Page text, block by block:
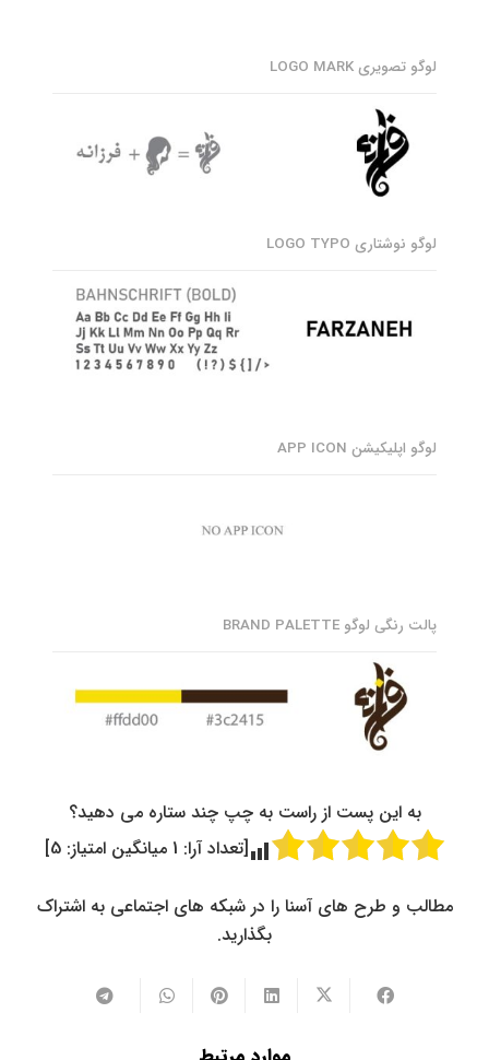
لوگو تصویری LOGO MARK
لوگو نوشتاری LOGO TYPO
لوگو اپلیکیشن APP ICON
پالت رنگی لوگو BRAND PALETTE
به این پست از راست به چپ چند ستاره می دهید؟
[تعداد آرا: 1 میانگین امتیاز:5
]
مطالب و طرح های آسنا را در شبکه های اجتماعی به اشتراک
بگذارید.